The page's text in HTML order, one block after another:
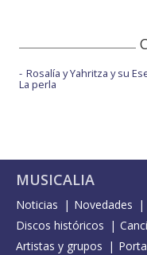
Rosalía y Yahritza y su
La perla
MUSICALIA
Noticias Novedades
Discos históricos
Artistas y grupos